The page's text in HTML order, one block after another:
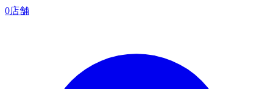
0店舗